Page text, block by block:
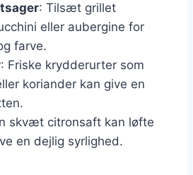
: Tilsæt grillet
eller aubergine for
farve.
: Friske krydderurter som
koriander kan give en
skvæt citronsaft kan løfte
en dejlig syrlighed.